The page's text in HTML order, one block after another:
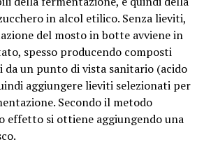
in alcol etilico. Senza lieviti,
del mosto in botte avviene in
spesso producendo composti
un punto di vista sanitario (acido
aggiungere lieviti selezionati per
Secondo il metodo
effetto si ottiene aggiungendo una